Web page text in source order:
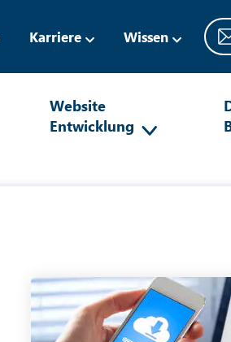
Karriere Wissen
Website
Entwicklung